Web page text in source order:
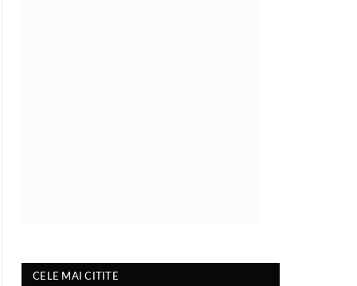
CELE MAI CITITE